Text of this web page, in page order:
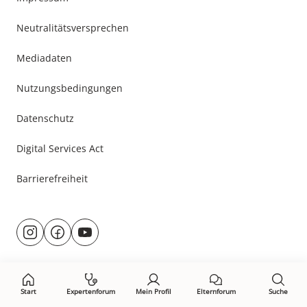
Start Expertenforum Mein Profil Elternforum Suche
Neutralitätsversprechen
Mediadaten
Nutzungsbedingungen
Datenschutz
Digital Services Act
Barrierefreiheit
Besuche
uns@rund.ums.baby
facebook.com/rundumsbaby.de
youtube.com/@rundumsbaby_